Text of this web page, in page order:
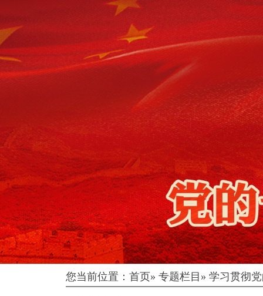
您当前位置： 首页» 专题栏目 » 学习贯彻